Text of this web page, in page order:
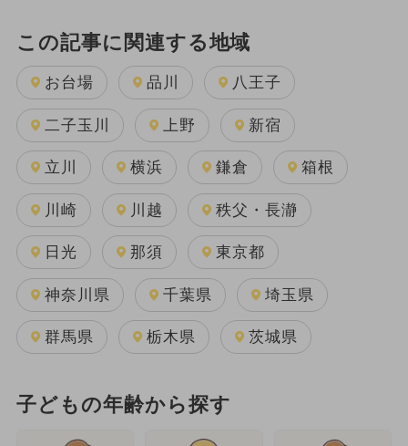
この記事に関連する地域
お台場 品川 八王子
二子玉川 上野 新宿
立川 横浜 鎌倉 箱根
川崎 川越 秩父・長瀞
日光 那須 東京都
神奈川県 千葉県 埼玉県
群馬県 栃木県 茨城県
子どもの年齢から探す